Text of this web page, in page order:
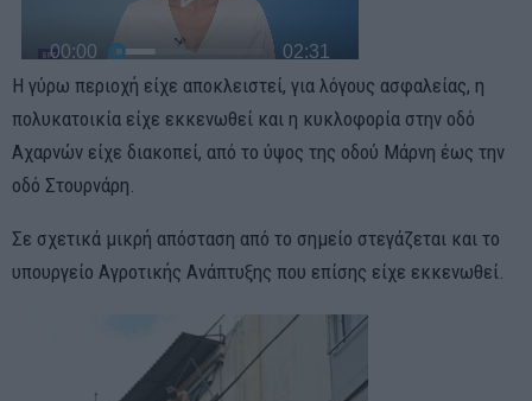
Η γύρω περιοχή είχε αποκλειστεί, για λόγους ασφαλείας, η
πολυκατοικία είχε εκκενωθεί και η κυκλοφορία στην οδό
Αχαρνών είχε διακοπεί, από το ύψος της οδού Μάρνη έως την
οδό Στουρνάρη.
Σε σχετικά μικρή απόσταση από το σημείο στεγάζεται και το
υπουργείο Αγροτικής Ανάπτυξης που επίσης είχε εκκενωθεί.